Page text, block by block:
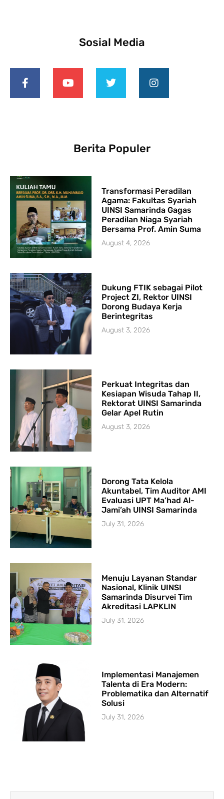
Sosial Media
Berita Populer
Transformasi Peradilan
Agama: Fakultas Syariah
UINSI Samarinda Gagas
Peradilan Niaga Syariah
Bersama Prof. Amin Suma
August 4, 2026
Dukung FTIK sebagai Pilot
Project ZI, Rektor UINSI
Dorong Budaya Kerja
Berintegritas
August 3, 2026
Perkuat Integritas dan
Kesiapan Wisuda Tahap II,
Rektorat UINSI Samarinda
Gelar Apel Rutin
August 3, 2026
Dorong Tata Kelola
Akuntabel, Tim Auditor AMI
Evaluasi UPT Ma’had Al-
Jami’ah UINSI Samarinda
July 31, 2026
Menuju Layanan Standar
Nasional, Klinik UINSI
Samarinda Disurvei Tim
Akreditasi LAPKLIN
July 31, 2026
Implementasi Manajemen
Talenta di Era Modern:
Problematika dan Alternatif
Solusi
July 31, 2026